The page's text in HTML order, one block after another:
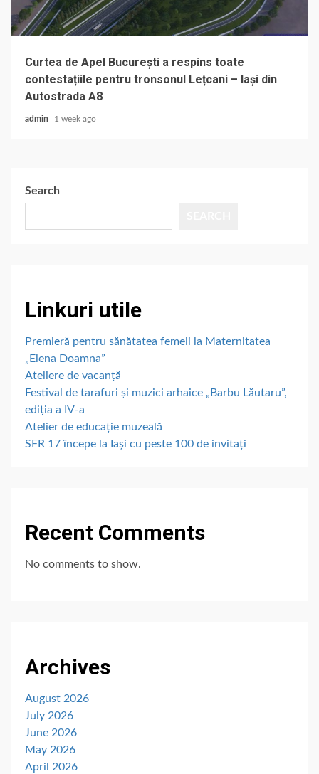
Curtea de Apel București a respins toate
contestațiile pentru tronsonul Lețcani – Iași din
Autostrada A8
admin 1 week ago
Search
Linkuri utile
Premieră pentru sănătatea femeii la Maternitatea
„Elena Doamna”
Ateliere de vacanță
Festival de tarafuri și muzici arhaice „Barbu Lăutaru”,
ediția a IV-a
Atelier de educație muzeală
SFR 17 începe la Iași cu peste 100 de invitați
Recent Comments
No comments to show.
Archives
August 2026
July 2026
June 2026
May 2026
April 2026